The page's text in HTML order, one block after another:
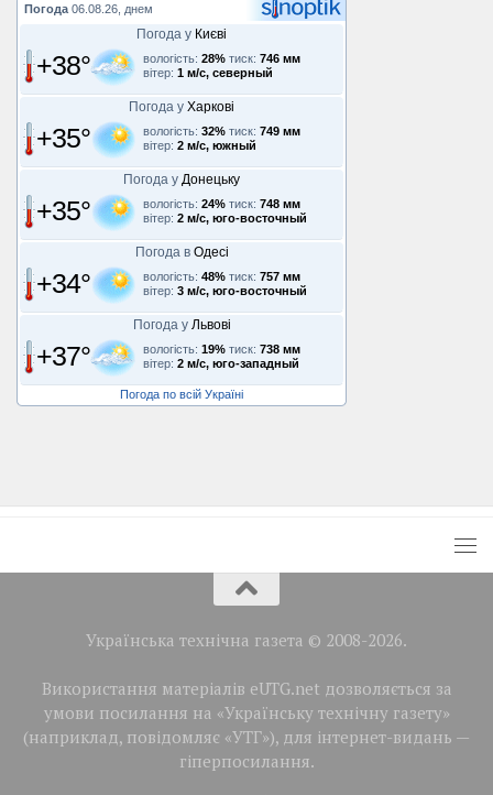
Погода 06.08.26, днем
Погода у Києві
+38° вологість: 28% тиск: 746 мм
вітер: 1 м/с, северный
Погода у Харкові
+35° вологість: 32% тиск: 749 мм
вітер: 2 м/с, южный
Погода у Донецьку
+35° вологість: 24% тиск: 748 мм
вітер: 2 м/с, юго-восточный
Погода в Одесі
+34° вологість: 48% тиск: 757 мм
вітер: 3 м/с, юго-восточный
Погода у Львові
+37° вологість: 19% тиск: 738 мм
вітер: 2 м/с, юго-западный
Погода по всій Україні
Українська технічна газета © 2008-2026.
Використання матеріалів eUTG.net дозволяється за
умови посилання на «Українську технічну газету»
(наприклад, повідомляє «УТГ»), для інтернет-видань —
гіперпосилання.